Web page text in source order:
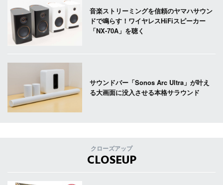
音楽ストリーミングを信頼のヤマハサウン
ドで鳴らす！ワイヤレスHiFiスピーカー
「NX-70A」を聴く
サウンドバー「Sonos Arc Ultra」が叶え
る大画面に没入させる本格サラウンド
クローズアップ
CLOSEUP